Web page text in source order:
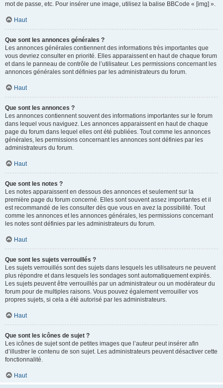
mot de passe, etc. Pour insérer une image, utilisez la balise BBCode « [img] ».
Haut
Que sont les annonces générales ?
Les annonces générales contiennent des informations très importantes que
vous devriez consulter en priorité. Elles apparaissent en haut de chaque forum
et dans le panneau de contrôle de l’utilisateur. Les permissions concernant les
annonces générales sont définies par les administrateurs du forum.
Haut
Que sont les annonces ?
Les annonces contiennent souvent des informations importantes sur le forum
dans lequel vous naviguez. Les annonces apparaissent en haut de chaque
page du forum dans lequel elles ont été publiées. Tout comme les annonces
générales, les permissions concernant les annonces sont définies par les
administrateurs du forum.
Haut
Que sont les notes ?
Les notes apparaissent en dessous des annonces et seulement sur la
première page du forum concerné. Elles sont souvent assez importantes et il
est recommandé de les consulter dès que vous en avez la possibilité. Tout
comme les annonces et les annonces générales, les permissions concernant
les notes sont définies par les administrateurs du forum.
Haut
Que sont les sujets verrouillés ?
Les sujets verrouillés sont des sujets dans lesquels les utilisateurs ne peuvent
plus répondre et dans lesquels les sondages sont automatiquement expirés.
Les sujets peuvent être verrouillés par un administrateur ou un modérateur du
forum pour de multiples raisons. Vous pouvez également verrouiller vos
propres sujets, si cela a été autorisé par les administrateurs.
Haut
Que sont les icônes de sujet ?
Les icônes de sujet sont de petites images que l’auteur peut insérer afin
d’illustrer le contenu de son sujet. Les administrateurs peuvent désactiver cette
fonctionnalité.
Haut